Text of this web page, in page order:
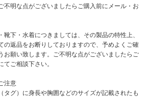
不明な点がございましたらご購入前にメール・お
下・水着につきましては、その製品の特性上、
の返品をお断りしておりますので、予めよくご確
お願い致します。ご不明な点がございましたらご
ご相談下さい。
注意
タグ）に身長や胸囲などのサイズが記載されたも